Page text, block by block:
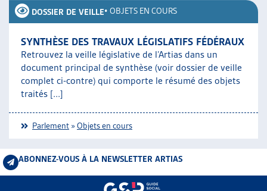
DOSSIER DE VEILLE• OBJETS EN COURS
SYNTHÈSE DES TRAVAUX LÉGISLATIFS FÉDÉRAUX
Retrouvez la veille législative de l’Artias dans un
document principal de synthèse (voir dossier de veille
complet ci-contre) qui comporte le résumé des objets
traités [...]
Parlement »Objets en cours
ABONNEZ-VOUS À LA NEWSLETTER ARTIAS